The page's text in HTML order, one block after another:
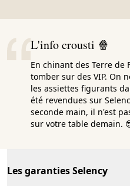
L'info crousti 🍿
En chinant des Terre de
tomber sur des VIP. On
les assiettes figurants
été revendues sur
seconde main, il n'est
sur votre table demain.
Les garanties Selency